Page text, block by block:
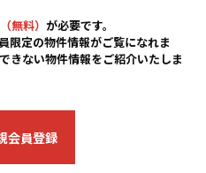
無料） が必要です。
限定の物件情報がご覧になれま
きない物件情報をご紹介いたしま
会員登録